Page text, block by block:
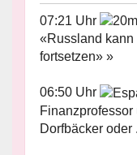
07:21 Uhr
«Russland
fortsetzen» »
06:50 Uhr
Dorfbäcker oder